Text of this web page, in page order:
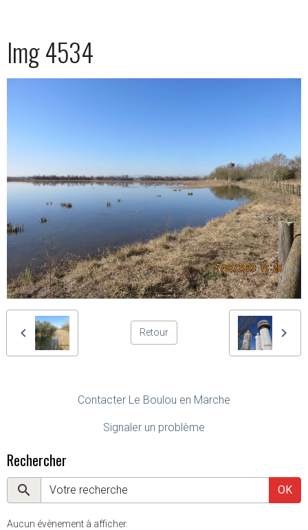
Img 4534
Retour
Contacter Le Boulou en Marche
Signaler un problème
Rechercher
OK
Aucun évènement à afficher.